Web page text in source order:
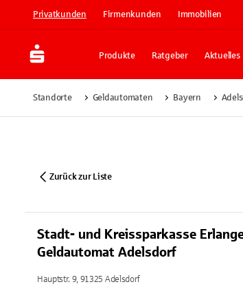
Privatkunden Firmenkunden Immobilien
Produkte Ratgeber Aktuelles
Standorte Geldautomaten Bayern
Zurück zur Liste
Stadt- und Kreissparkasse
Geldautomat Adelsdorf
Hauptstr. 9, 91325 Adelsdorf